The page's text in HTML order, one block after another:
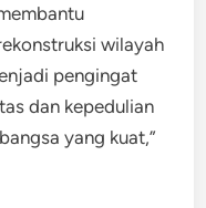
wilayah
pengingat
dan kepedulian
yang kuat,”